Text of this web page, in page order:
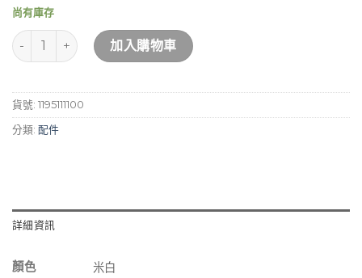
價
格：
NT$980。
價
格：
NT$680。
尚有庫存
巴黎紗黃灰配色披肩圍巾 數量
加入購物車
貨號: 1195111100
分類: 配件
詳細資訊
顏色
米白